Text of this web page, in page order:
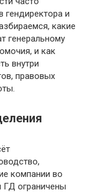
гендиректора и
какие
генеральному
и как
внутри
правовых
компании во
ГД ограничены